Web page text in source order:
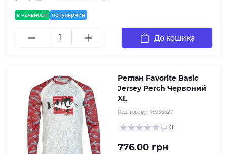
в наявності популярний
До кошика
Реглан Favorite Basic
Jersey Perch Червоний
XL
Код товару: 16935527
0
776.00 грн